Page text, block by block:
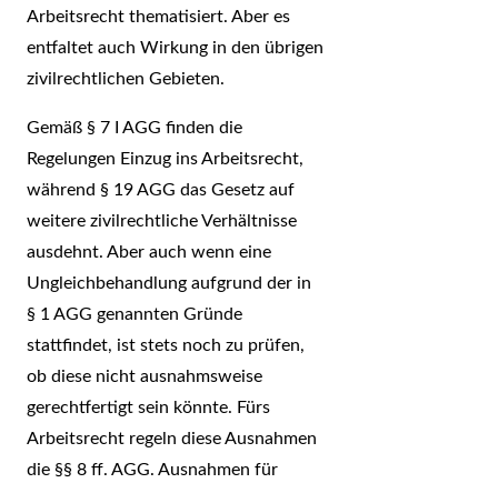
Arbeitsrecht thematisiert. Aber es
entfaltet auch Wirkung in den übrigen
zivilrechtlichen Gebieten.
Gemäß § 7 I AGG finden die
Regelungen Einzug ins Arbeitsrecht,
während § 19 AGG das Gesetz auf
weitere zivilrechtliche Verhältnisse
ausdehnt. Aber auch wenn eine
Ungleichbehandlung aufgrund der in
§ 1 AGG genannten Gründe
stattfindet, ist stets noch zu prüfen,
ob diese nicht ausnahmsweise
gerechtfertigt sein könnte. Fürs
Arbeitsrecht regeln diese Ausnahmen
die §§ 8 ff. AGG. Ausnahmen für